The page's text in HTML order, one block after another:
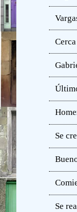
Se
Se